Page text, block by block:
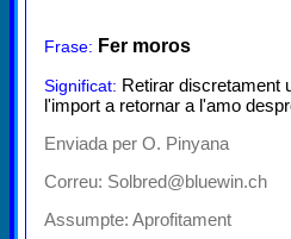
Frase: Fer moros
Significat: Retirar discretament
l'import a retornar a l'amo
Enviada per O. Pinyana
Correu: Solbred@bluewin.ch
Assumpte: Aprofitament